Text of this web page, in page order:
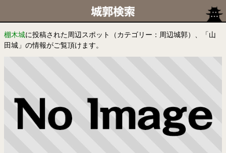
棚木城に投稿された周辺スポット（カテゴリー：周辺城郭）、「山
田城」の情報がご覧頂けます。